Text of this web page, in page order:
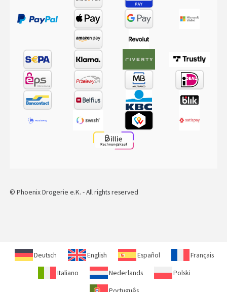
© Phoenix Drogerie e.K. - All rights reserved
Deutsch English Español Français
Italiano Nederlands Polski
Português